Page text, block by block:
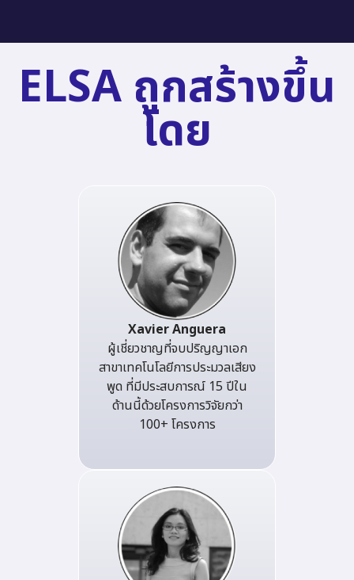
ELSA ถูกสร้างขึ้น
โดย
Xavier Anguera
ผู้เชี่ยวชาญที่จบปริญญาเอก
สาขาเทคโนโลยีการประมวลเสียง
พูด ที่มีประสบการณ์ 15 ปีใน
ด้านนี้ด้วยโครงการวิจัยกว่า
100+ โครงการ